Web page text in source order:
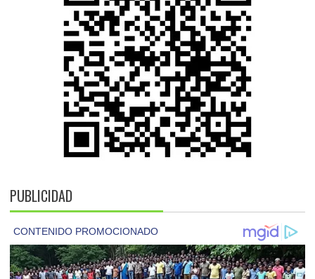
PUBLICIDAD